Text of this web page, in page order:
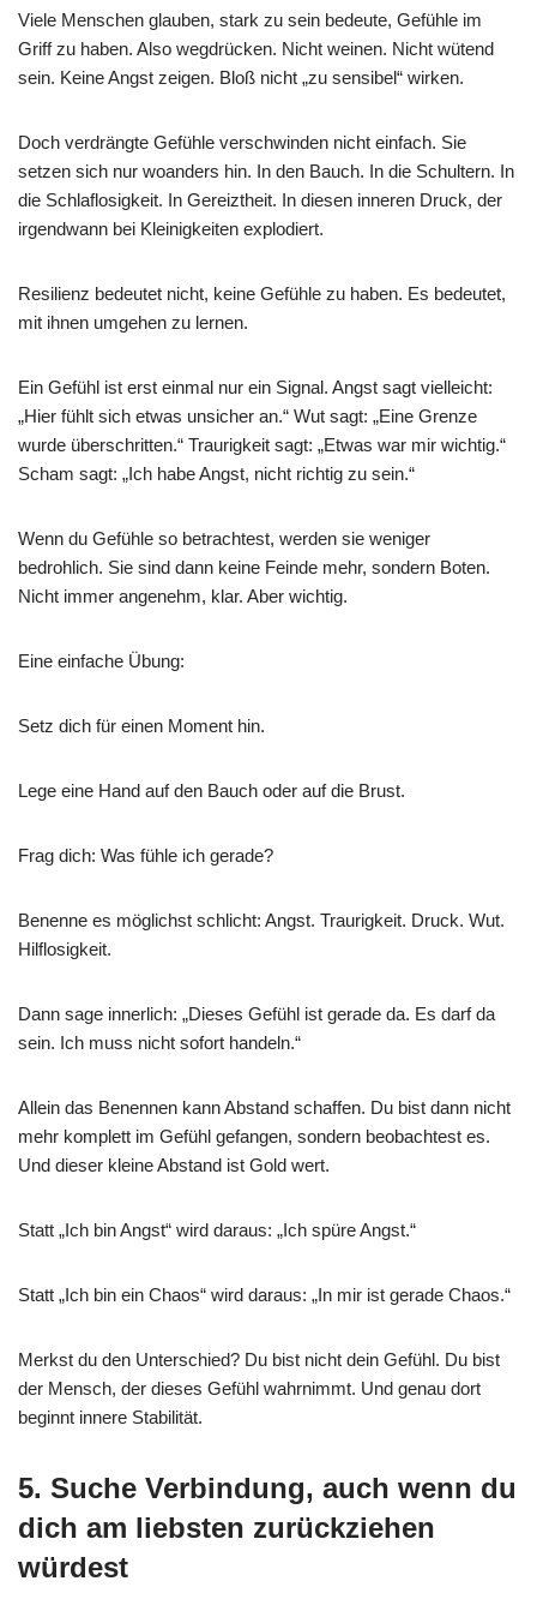
Viele Menschen glauben, stark zu sein bedeute, Gefühle im
Griff zu haben. Also wegdrücken. Nicht weinen. Nicht wütend
sein. Keine Angst zeigen. Bloß nicht „zu sensibel“ wirken.
Doch verdrängte Gefühle verschwinden nicht einfach. Sie
setzen sich nur woanders hin. In den Bauch. In die Schultern. In
die Schlaflosigkeit. In Gereiztheit. In diesen inneren Druck, der
irgendwann bei Kleinigkeiten explodiert.
Resilienz bedeutet nicht, keine Gefühle zu haben. Es bedeutet,
mit ihnen umgehen zu lernen.
Ein Gefühl ist erst einmal nur ein Signal. Angst sagt vielleicht:
„Hier fühlt sich etwas unsicher an.“ Wut sagt: „Eine Grenze
wurde überschritten.“ Traurigkeit sagt: „Etwas war mir wichtig.“
Scham sagt: „Ich habe Angst, nicht richtig zu sein.“
Wenn du Gefühle so betrachtest, werden sie weniger
bedrohlich. Sie sind dann keine Feinde mehr, sondern Boten.
Nicht immer angenehm, klar. Aber wichtig.
Eine einfache Übung:
Setz dich für einen Moment hin.
Lege eine Hand auf den Bauch oder auf die Brust.
Frag dich: Was fühle ich gerade?
Benenne es möglichst schlicht: Angst. Traurigkeit. Druck. Wut.
Hilflosigkeit.
Dann sage innerlich: „Dieses Gefühl ist gerade da. Es darf da
sein. Ich muss nicht sofort handeln.“
Allein das Benennen kann Abstand schaffen. Du bist dann nicht
mehr komplett im Gefühl gefangen, sondern beobachtest es.
Und dieser kleine Abstand ist Gold wert.
Statt „Ich bin Angst“ wird daraus: „Ich spüre Angst.“
Statt „Ich bin ein Chaos“ wird daraus: „In mir ist gerade Chaos.“
Merkst du den Unterschied? Du bist nicht dein Gefühl. Du bist
der Mensch, der dieses Gefühl wahrnimmt. Und genau dort
beginnt innere Stabilität.
5. Suche Verbindung, auch wenn du
dich am liebsten zurückziehen
würdest